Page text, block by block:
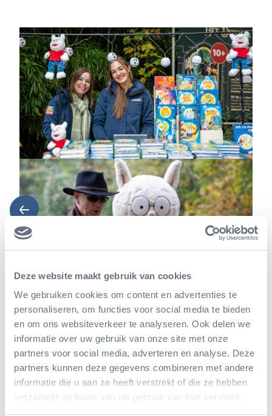
Deze website maakt gebruik van cookies
We gebruiken cookies om content en advertenties te
personaliseren, om functies voor social media te bieden
en om ons websiteverkeer te analyseren. Ook delen we
informatie over uw gebruik van onze site met onze
partners voor social media, adverteren en analyse. Deze
partners kunnen deze gegevens combineren met andere
informatie die u aan ze heeft verstrekt of die ze hebben
verzameld op basis van uw gebruik van hun services.